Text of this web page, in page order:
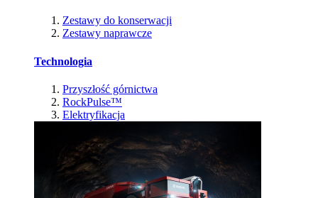
Zestawy do konserwacji
Zestawy naprawcze
Technologia
Przyszłość górnictwa
RockPulse™
Elektryfikacja